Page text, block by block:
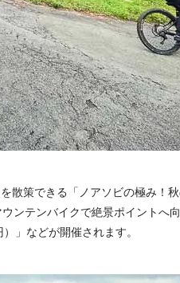
散策できる「ノアソビの極み！
ンテンバイクで絶景ポイントへ
」などが開催されます。